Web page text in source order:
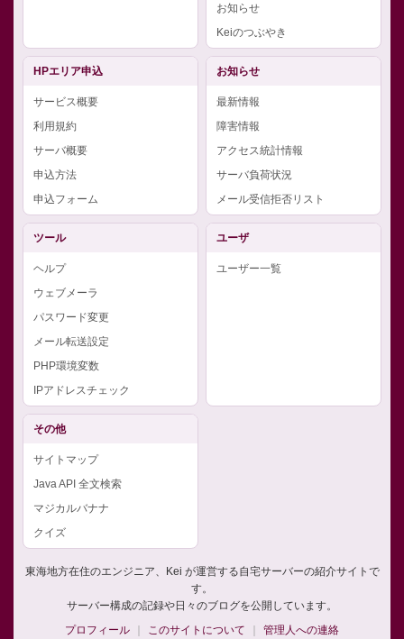
お知らせ
Keiのつぶやき
HPエリア申込
サービス概要
利用規約
サーバ概要
申込方法
申込フォーム
お知らせ
最新情報
障害情報
アクセス統計情報
サーバ負荷状況
メール受信拒否リスト
ツール
ヘルプ
ウェブメーラ
パスワード変更
メール転送設定
PHP環境変数
IPアドレスチェック
ユーザ
ユーザー一覧
その他
サイトマップ
Java API 全文検索
マジカルバナナ
クイズ
東海地方在住のエンジニア、Kei が運営する自宅サーバーの紹介サイトで
す。
サーバー構成の記録や日々のブログを公開しています。
プロフィール
このサイトについて 管理人への連絡